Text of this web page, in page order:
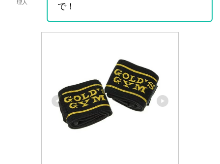
理人 で！